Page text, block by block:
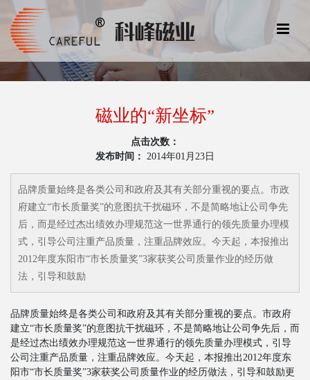
磁业的“新坐标”
点击次数：
发布时间：
2014年01月23日
品牌质量始终是各类公司和政府及其有关部分重视的要点。市政
府建立“市长质量奖”的意图抗干扰磁环，不是简略地让公司争先
后，而是经过杰出绩效办理规范这一世界通行的领先质量办理模
式，引导公司注重产品质量，注重品牌效应。今天起，本报推出
2012年度东阳市“市长质量奖”3家获奖公司质量作业的经历做
法，引导和鼓励
品牌质量始终是各类公司和政府及其有关部分重视的要点。市政府
建立“市长质量奖”的意图抗干扰磁环，不是简略地让公司争先后，而
是经过杰出绩效办理规范这一世界通行的领先质量办理模式，引导
公司注重产品质量，注重品牌效应。今天起，本报推出2012年度东
阳市“市长质量奖”3家获奖公司质量作业的经历做法，引导和鼓励更